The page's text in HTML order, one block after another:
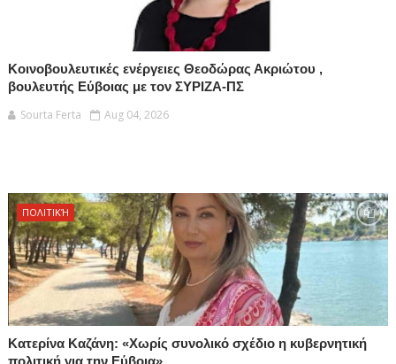
Κοινοβουλευτικές ενέργειες Θεοδώρας Ακριώτου ,
βουλευτής Εύβοιας με τον ΣΥΡΙΖΑ-ΠΣ
Sourta Ferta
Aug 04, 2026
ΠΟΛΙΤΙΚΉ
Κατερίνα Καζάνη: «Χωρίς συνολικό σχέδιο η κυβερνητική
πολιτική για την Εύβοια»